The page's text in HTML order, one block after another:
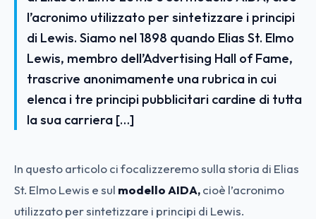
l’acronimo utilizzato per sintetizzare i principi
di Lewis. Siamo nel 1898 quando Elias St. Elmo
Lewis, membro dell’Advertising Hall of Fame,
trascrive anonimamente una rubrica in cui
elenca i tre principi pubblicitari cardine di tutta
la sua carriera […]
In questo articolo ci focalizzeremo sulla storia di Elias
St. Elmo Lewis e sul modello AIDA,cioè l’acronimo
utilizzato per sintetizzare i principi di Lewis.